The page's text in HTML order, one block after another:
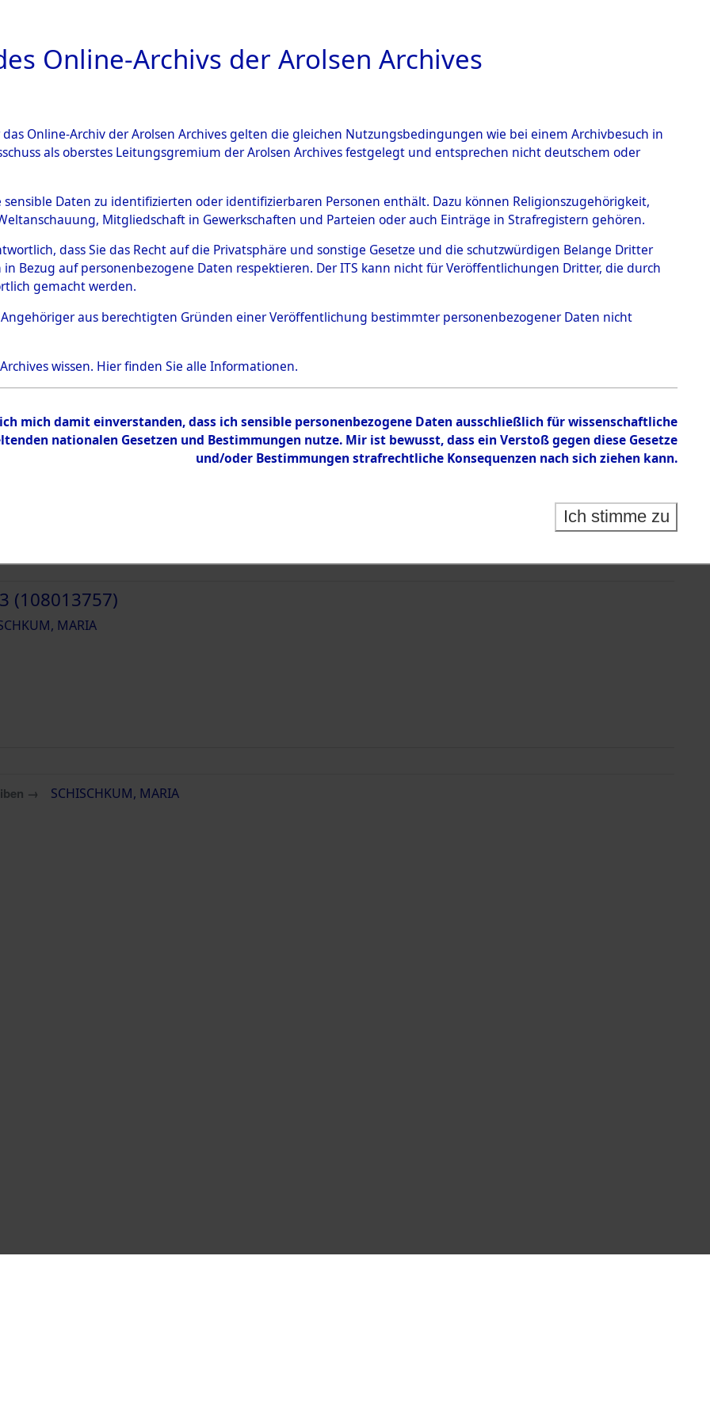
PERSONENINDEX PERSON
SCHISCHKUM, MARIA
Sowjetunion
(108013755)
(108013757)
MARIA
→ SCHISCHKUM, MARIA
Online-Archivs der Arolsen Archives
Online-Archiv der Arolsen Archives gelten die gleichen Nutzungsbedingungen wie bei einem Archivbesuch in
als oberstes Leitungsgremium der Arolsen Archives festgelegt und entsprechen nicht deutschem oder
sensible Daten zu identifizierten oder identifizierbaren Personen enthält. Dazu können Religionszugehörigkeit,
Mitgliedschaft in Gewerkschaften und Parteien oder auch Einträge in Strafregistern gehören.
dass Sie das Recht auf die Privatsphäre und sonstige Gesetze und die schutzwürdigen Belange Dritter
Bezug auf personenbezogene Daten respektieren. Der ITS kann nicht für Veröffentlichungen Dritter, die durch
gemacht werden.
Angehöriger aus berechtigten Gründen einer Veröffentlichung bestimmter personenbezogener Daten nicht
wissen. Hierfinden Sie alle Informationen.
mich damit einverstanden, dass ich sensible personenbezogene Daten ausschließlich für wissenschaftliche
nationalen Gesetzen und Bestimmungen nutze. Mir ist bewusst, dass ein Verstoß gegen diese Gesetze
und/oder Bestimmungen strafrechtliche Konsequenzen nach sich ziehen kann.
Ich stimme zu